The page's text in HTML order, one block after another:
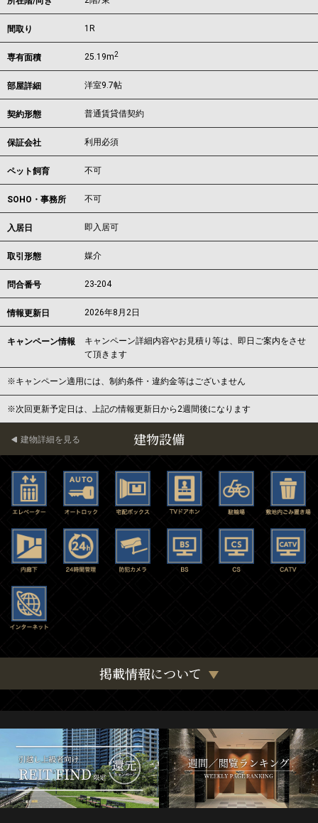
間取り 1R
専有面積 25.19m2
部屋詳細 洋室9.7帖
契約形態 普通賃貸借契約
保証会社 利用必須
ペット飼育 不可
SOHO・事務所 不可
入居日 即入居可
取引形態 媒介
問合番号 23-204
情報更新日 2026年8月2日
キャンペーン情報
キャンペーン詳細内容やお見積り等は、即日ご案内をさせ
て頂きます
※キャンペーン適用には、制約条件・違約金等はございません
※次回更新予定日は、上記の情報更新日から2週間後になります
建物設備
建物詳細を見る
掲載情報について